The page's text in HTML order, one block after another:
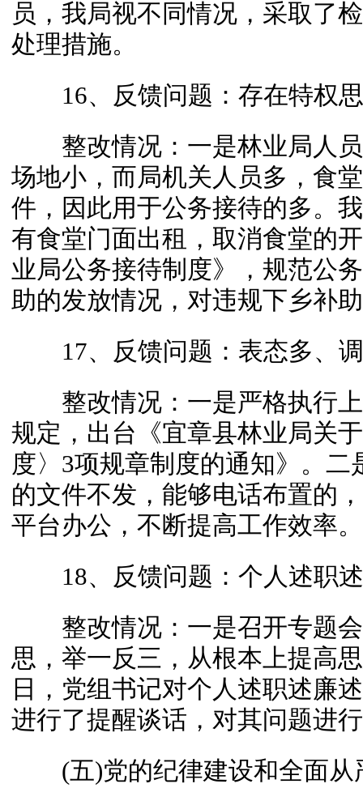
员，我局视不同情况，采取了
处理措施。
16、反馈问题：存在特权思
整改情况：一是林业局人员
场地小，而局机关人员多，食
件，因此用于公务接待的多。
有食堂门面出租，取消食堂的
业局公务接待制度》，规范公
助的发放情况，对违规下乡补
17、反馈问题：表态多、调
整改情况：一是严格执行上
规定，出台《宜章县林业局关
度〉3项规章制度的通知》。
的文件不发，能够电话布置的
平台办公，不断提高工作效率。
18、反馈问题：个人述职述
整改情况：一是召开专题会
思，举一反三，从根本上提高
日，党组书记对个人述职述廉
进行了提醒谈话，对其问题进
(五)党的纪律建设和全面从